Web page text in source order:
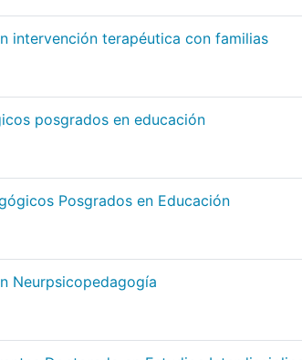
intervención terapéutica con familias
posgrados en educación
Posgrados en Educación
Neurpsicopedagogía